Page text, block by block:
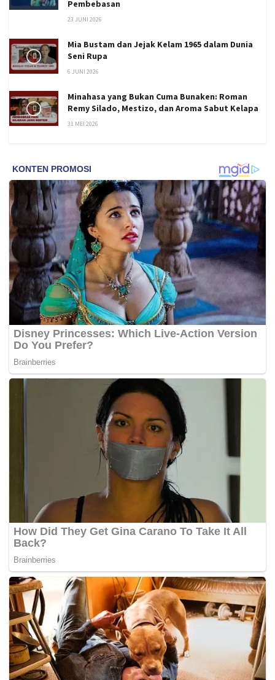
Pembebasan
23 JUNI 2026
Mia Bustam dan Jejak Kelam 1965 dalam Dunia
Seni Rupa
6 JUNI 2026
Minahasa yang Bukan Cuma Bunaken: Roman
Remy Silado, Mestizo, dan Aroma Sabut Kelapa
31 MEI 2026